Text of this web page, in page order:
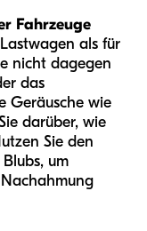
Fahrzeuge
als für
nicht dagegen
das
Geräusche wie
darüber, wie
Sie den
um